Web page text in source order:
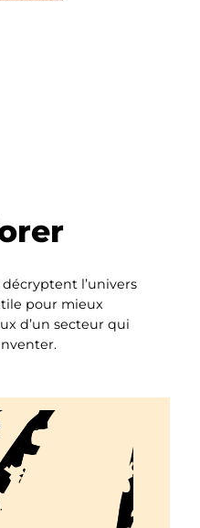
décryptent l’univers
pour mieux
d’un secteur qui